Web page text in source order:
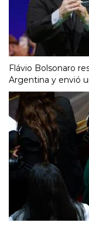
Flávio Bolsonaro
Argentina y envió